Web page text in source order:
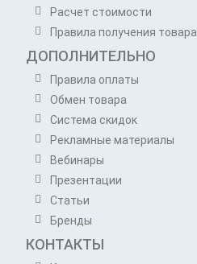
Расчет стоимости
Правила получения товара
ДОПОЛНИТЕЛЬНО
Правила оплаты
Обмен товара
Система скидок
Рекламные материалы
Вебинары
Презентации
Статьи
Бренды
КОНТАКТЫ